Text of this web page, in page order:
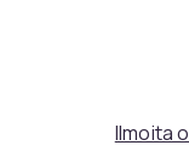
Ilmoita